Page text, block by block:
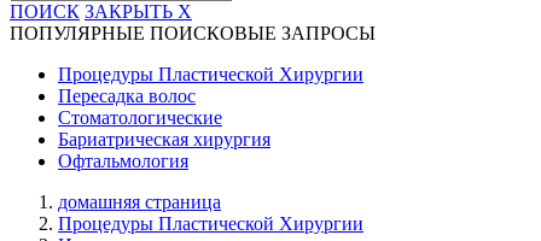
ПОИСК ЗАКРЫТЬ X
ПОПУЛЯРНЫЕ ПОИСКОВЫЕ ЗАПРОСЫ
Процедуры Пластической Хирургии
Пересадка волос
Стоматологические
Бариатрическая хирургия
Офтальмология
домашняя страница
Процедуры Пластической Хирургии